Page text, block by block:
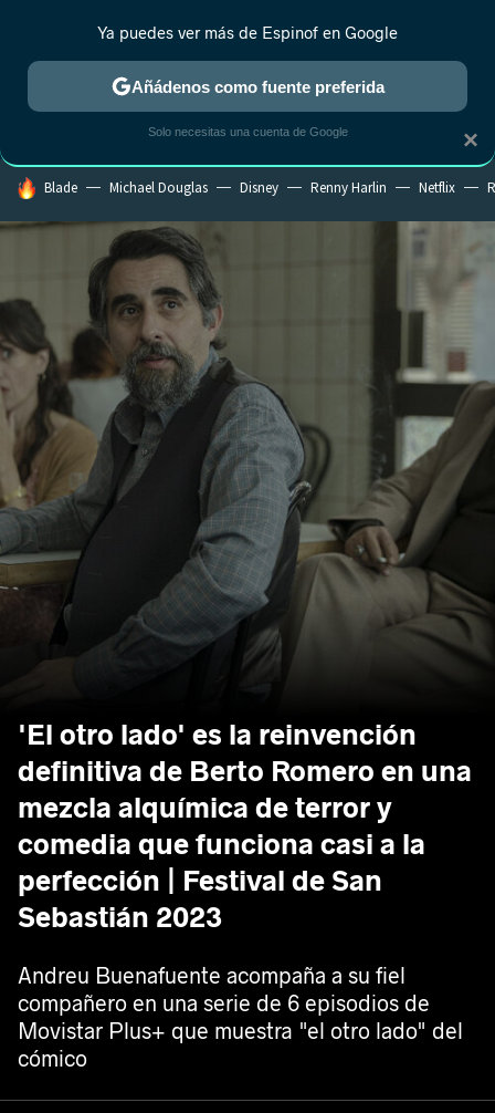
ESTRENOS REALITY ANIME RANKINGS CINE
HOY SE HABLA DE
Blade Michael Douglas Disney Renny Harlin Netflix
'El otro lado' es la reinvención
definitiva de Berto Romero en una
mezcla alquímica de terror y
comedia que funciona casi a la
perfección | Festival de San
Sebastián 2023
Andreu Buenafuente acompaña a su fiel
compañero en una serie de 6 episodios de
Movistar Plus+ que muestra "el otro lado" del
cómico
×
Ya puedes ver más de Espinof en Google
Añádenos como fuente preferida
Solo necesitas una cuenta de Google